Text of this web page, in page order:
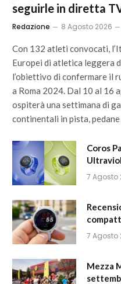
seguirle in diretta
Redazione 8 Agosto 2026
Con 132 atleti convocati,
Europei di atletica leggera
l’obiettivo di confermare il
a Roma 2024. Dal 10 al 16
ospiterà una settimana di
continentali in pista,
Coros
7 Agosto
7 Agosto
Mezza